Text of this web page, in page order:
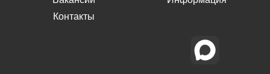
Контакты